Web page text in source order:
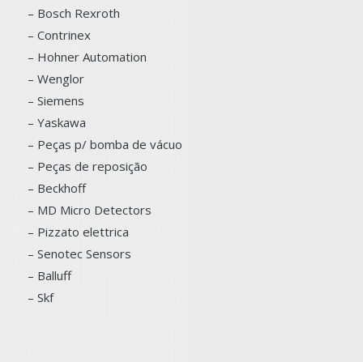
– Bosch Rexroth
– Contrinex
– Hohner Automation
– Wenglor
– Siemens
– Yaskawa
– Peças p/ bomba de vácuo
– Peças de reposição
– Beckhoff
– MD Micro Detectors
– Pizzato elettrica
– Senotec Sensors
– Balluff
– Skf